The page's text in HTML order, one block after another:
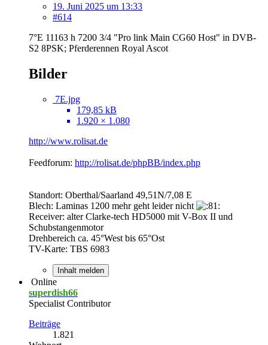
19. Juni 2025 um 13:33
#614
7°E 11163 h 7200 3/4 "Pro link Main CG60 Host" in DVB-
S2 8PSK; Pferderennen Royal Ascot
Bilder
7E.jpg
179,85 kB
1.920 × 1.080
http://www.rolisat.de
Feedforum: http://rolisat.de/phpBB/index.php
Standort: Oberthal/Saarland 49,51N/7,08 E
Blech: Laminas 1200 mehr geht leider nicht
Receiver: alter Clarke-tech HD5000 mit V-Box II und
Schubstangenmotor
Drehbereich ca. 45°West bis 65°Ost
TV-Karte: TBS 6983
Inhalt melden
Online
superdish66
Specialist Contributor
Beiträge
1.821